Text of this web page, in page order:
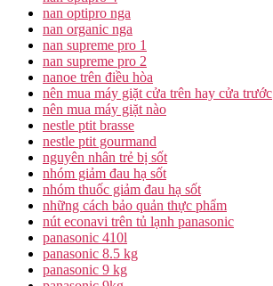
nan optipro nga
nan organic nga
nan supreme pro 1
nan supreme pro 2
nanoe trên điều hòa
nên mua máy giặt cửa trên hay cửa trước
nên mua máy giặt nào
nestle ptit brasse
nestle ptit gourmand
nguyên nhân trẻ bị sốt
nhóm giảm đau hạ sốt
nhóm thuốc giảm đau hạ sốt
những cách bảo quản thực phẩm
nút econavi trên tủ lạnh panasonic
panasonic 410l
panasonic 8.5 kg
panasonic 9 kg